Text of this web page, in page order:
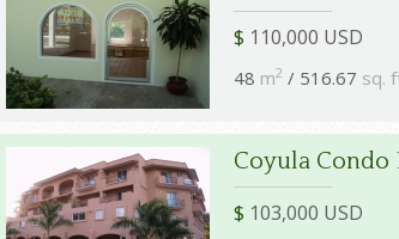
$ 110,000 USD
48 m2 / 516.67 sq.
Coyula Condo
$ 103,000 USD